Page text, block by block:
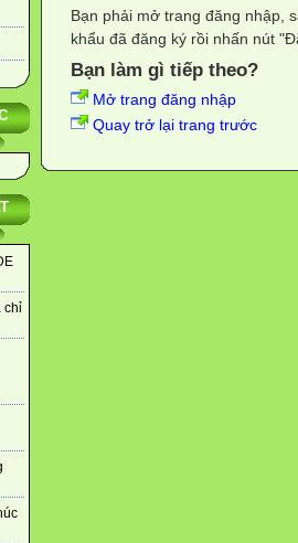
chỉ
Bạn phải mở trang đăng nhập,
khẩu đã đăng ký rồi nhấn nút
Bạn làm gì tiếp theo?
Mở trang đăng nhập
Quay trở lại trang trước